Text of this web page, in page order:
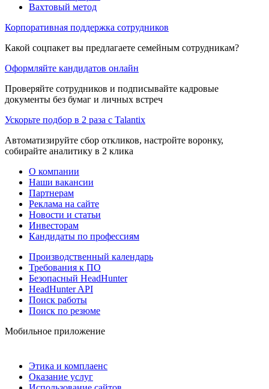
Вахтовый метод
Корпоративная поддержка сотрудников
Какой соцпакет вы предлагаете семейным сотрудникам?
Оформляйте кандидатов онлайн
Проверяйте сотрудников и подписывайте кадровые
документы без бумаг и личных встреч
Ускорьте подбор в 2 раза с Talantix
Автоматизируйте сбор откликов, настройте воронку,
собирайте аналитику в 2 клика
О компании
Наши вакансии
Партнерам
Реклама на сайте
Новости и статьи
Инвесторам
Кандидаты по профессиям
Производственный календарь
Требования к ПО
Безопасный HeadHunter
HeadHunter API
Поиск работы
Поиск по резюме
Мобильное приложение
Этика и комплаенс
Оказание услуг